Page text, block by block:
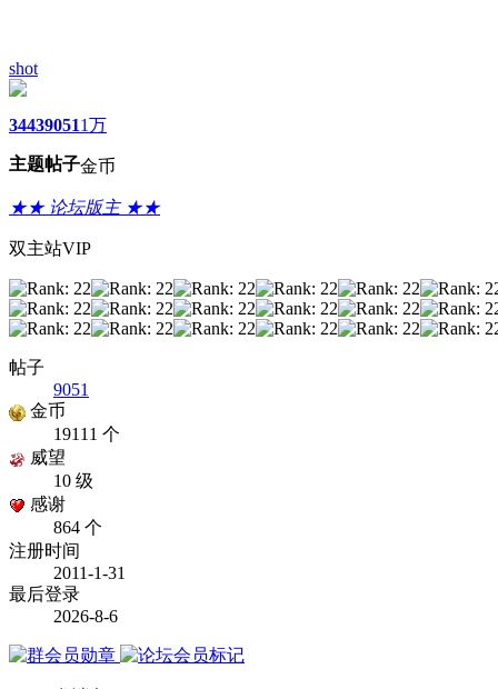
shot
3443
主题
9051
帖子
1万
金币
★★ 论坛版主 ★★
双主站VIP
帖子
9051
金币
19111 个
威望
10 级
感谢
864 个
注册时间
2011-1-31
最后登录
2026-8-6